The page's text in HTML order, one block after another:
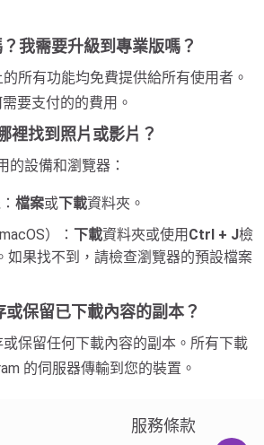
我需要升級到專業版嗎？
所有功能均免費提供給所有使用者。
要支付的的費用。
裡找到照片或影片？
的設備和瀏覽器：
檔案或下載資料夾。
）： 下載資料夾或使用 Ctrl + J檢
如果找不到，請檢查瀏覽器的預設檔案
保留已下載內容的副本？
保留任何下載內容的副本。所有下載
的伺服器傳輸到您的裝置。
服務條款